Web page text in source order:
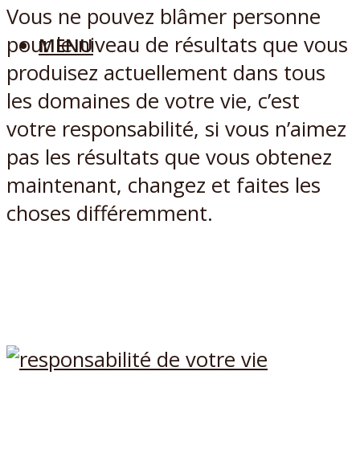
MENU
Vous ne pouvez blâmer personne
pour le niveau de résultats que vous
produisez actuellement dans tous
les domaines de votre vie, c’est
votre responsabilité, si vous n’aimez
pas les résultats que vous obtenez
maintenant, changez et faites les
choses différemment.